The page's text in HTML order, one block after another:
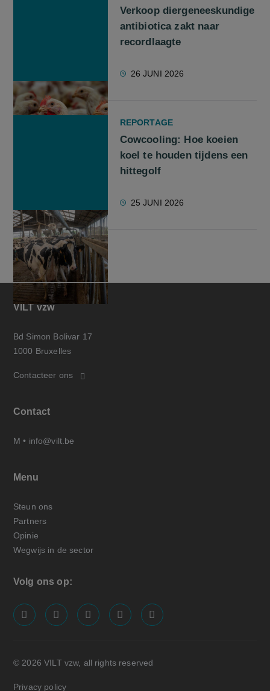
Verkoop diergeneeskundige
antibiotica zakt naar
recordlaagte
26 JUNI 2026
REPORTAGE
Cowcooling: Hoe koeien
koel te houden tijdens een
hittegolf
25 JUNI 2026
VILT vzw
Bd Simon Bolivar 17
1000 Bruxelles
Contacteer ons
Contact
M • info@vilt.be
Menu
Steun ons
Partners
Opinie
Wegwijs in de sector
Volg ons op:
screenreader.visit us on our facebook page: https://
screenreader.visit us on our linkedin page:
screenreader.visit us on our
screenreader.visit us on our x
screenreader.visit us on
© 2026 VILT vzw, all rights reserved
Privacy policy